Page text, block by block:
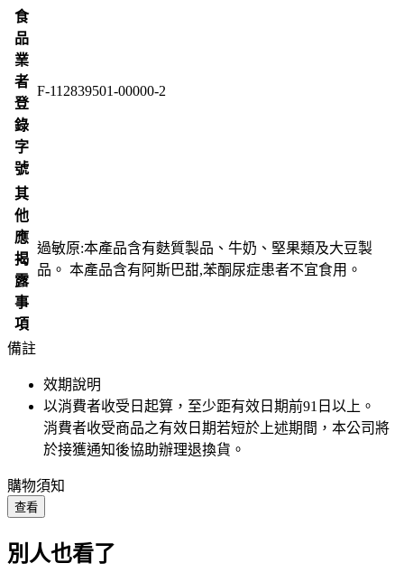
食
品
業
者
登
錄
字
號
F-112839501-00000-2
其
他
應
揭
露
事
項
過敏原:本產品含有麩質製品、牛奶、堅果類及大豆製
品。 本產品含有阿斯巴甜,苯酮尿症患者不宜食用。
備註
效期說明
以消費者收受日起算，至少距有效日期前91 日以上。
消費者收受商品之有效日期若短於上述期間，本公司將
於接獲通知後協助辦理退換貨。
購物須知
查看
別人也看了